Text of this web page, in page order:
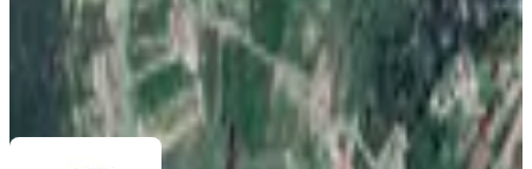
COLDWELL BANKER SKY SKY OFİS